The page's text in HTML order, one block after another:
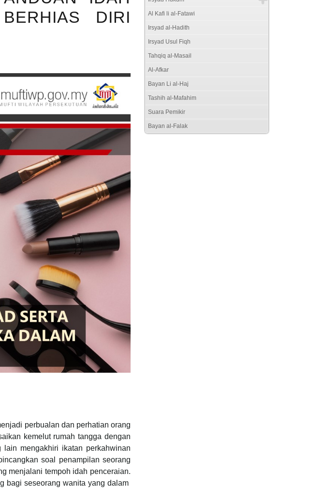
DIRI
perbualan dan perhatian orang
kemelut rumah tangga dengan
mengakhiri ikatan perkahwinan
soal penampilan seorang
menjalani tempoh idah penceraian.
bagi seseorang wanita yang dalam
Al Kafi li al-Fatawi
Irsyad al-Hadith
Irsyad Usul Fiqh
Tahqiq al-Masail
Al-Afkar
Bayan Li al-Haj
Tashih al-Mafahim
Suara Pemikir
Bayan al-Falak